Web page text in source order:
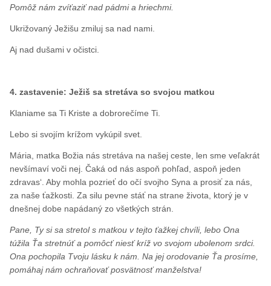
Pomôž nám zvíťaziť nad pádmi a hriechmi.
Ukrižovaný Ježišu zmiluj sa nad nami.
Aj nad dušami v očistci.
4. zastavenie: Ježiš sa stretáva so svojou matkou
Klaniame sa Ti Kriste a dobrorečíme Ti.
Lebo si svojím krížom vykúpil svet.
Mária, matka Božia nás stretáva na našej ceste, len sme veľakrát
nevšímaví voči nej. Čaká od nás aspoň pohľad, aspoň jeden
zdravas‘. Aby mohla pozrieť do očí svojho Syna a prosiť za nás,
za naše ťažkosti. Za silu pevne stáť na strane života, ktorý je v
dnešnej dobe napádaný zo všetkých strán.
Pane, Ty si sa stretol s matkou v tejto ťažkej chvíli, lebo Ona
túžila Ťa stretnúť a pomôcť niesť kríž vo svojom ubolenom srdci.
Ona pochopila Tvoju lásku k nám. Na jej orodovanie Ťa prosíme,
pomáhaj nám ochraňovať posvätnosť manželstva!